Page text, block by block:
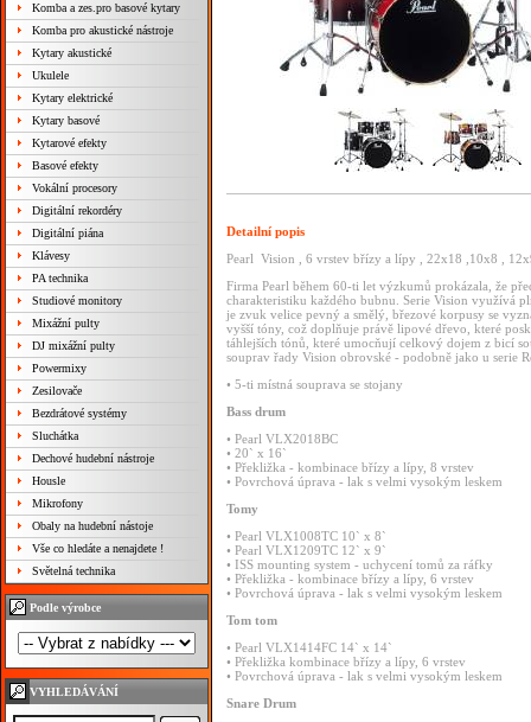
Komba a zes.pro basové kytary
Komba pro akustické nástroje
Kytary akustické
Ukulele
Kytary elektrické
Kytary basové
Kytarové efekty
Basové efekty
Vokální procesory
Digitální rekordéry
Digitální piána
Klávesy
PA technika
Studiové monitory
Mixážní pulty
DJ mixážní pulty
Powermixy
Zesilovače
Bezdrátové systémy
Sluchátka
Dechové hudební nástroje
Housle
Mikrofony
Obaly na hudební nástoje
Vše co hledáte a nenajdete !
Světelná technika
Podle výrobce
VYHLEDÁVÁNÍ
Detailní popis
Pearl Vision , 6 vrstev břízy a lípy , 22x18 ,10x8 ,
Firma Pearl během 60-ti let výzkumů prokázala, že
charakteristiku každého bubnu. Serie Vision využívá
je zvuk velice pevný a smělý, březové korpusy se
vyšší tóny, což doplňuje právě lipové dřevo, které
táhlejších tónů, které umocňují celkový dojem z bicí
souprav řady Vision obrovské - podobně jako u serie
• 5-ti místná souprava se stojany
Bass drum
• Pearl VLX2018BC
• 20` x 16`
• Překližka - kombinace břízy a lípy, 8 vrstev
• Povrchová úprava - lak s velmi vysokým leskem
Tomy
• Pearl VLX1008TC 10` x 8`
• Pearl VLX1209TC 12` x 9`
• ISS mounting system - uchycení tomů za ráfky
• Překližka - kombinace břízy a lípy, 6 vrstev
• Povrchová úprava - lak s velmi vysokým leskem
Tom tom
• Pearl VLX1414FC 14` x 14`
• Překližka kombinace břízy a lípy, 6 vrstev
• Povrchová úprava - lak s velmi vysokým leskem
Snare Drum